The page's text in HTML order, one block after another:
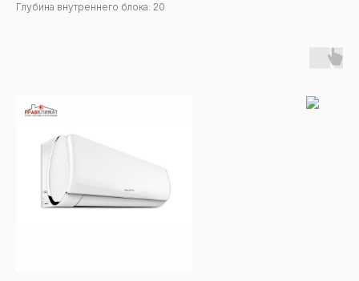
Глубина внутреннего блока: 20